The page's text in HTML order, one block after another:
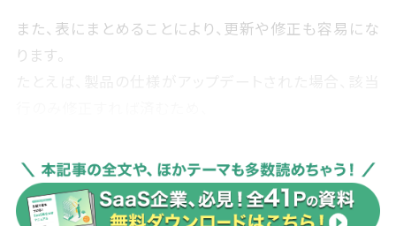
また、表にまとめることにより、更新や修正も容易にな
ります。
さらに、テンプレートをGoogleスプレッドシートやNot
ionに組み込めば、各部門が情報をリアルタイムで共